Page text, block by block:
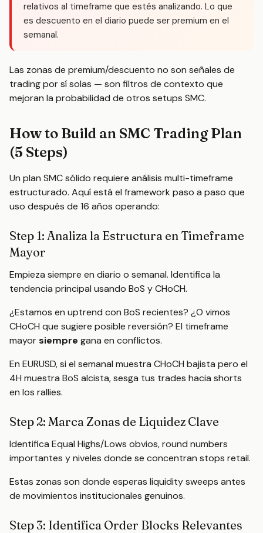
relativos al timeframe que estés analizando. Lo que
es descuento en el diario puede ser premium en el
semanal.
Las zonas de premium/descuento no son señales de
trading por sí solas — son filtros de contexto que
mejoran la probabilidad de otros setups SMC.
How to Build an SMC Trading Plan
(5 Steps)
Un plan SMC sólido requiere análisis multi-timeframe
estructurado. Aquí está el framework paso a paso que
uso después de 16 años operando:
Step 1: Analiza la Estructura en Timeframe
Mayor
Empieza siempre en diario o semanal. Identifica la
tendencia principal usando BoS y CHoCH.
¿Estamos en uptrend con BoS recientes? ¿O vimos
CHoCH que sugiere posible reversión? El timeframe
mayorsiempre gana en conflictos.
En EURUSD, si el semanal muestra CHoCH bajista pero el
4H muestra BoS alcista, sesga tus trades hacia shorts
en los rallies.
Step 2: Marca Zonas de Liquidez Clave
Identifica Equal Highs/Lows obvios, round numbers
importantes y niveles donde se concentran stops retail.
Estas zonas son donde esperas liquidity sweeps antes
de movimientos institucionales genuinos.
Step 3: Identifica Order Blocks Relevantes